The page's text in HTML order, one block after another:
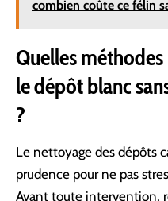
combien coûte ce félin
Quelles
le dépôt blanc
?
Le nettoyage des dépôts
prudence pour ne pas
Avant toute intervention,